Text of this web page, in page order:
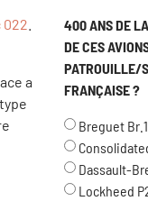
022
a
400 ANS DE
DE CES
PATROUILLE/
FRANÇAISE ?
Breguet
Dassault-
Lockheed